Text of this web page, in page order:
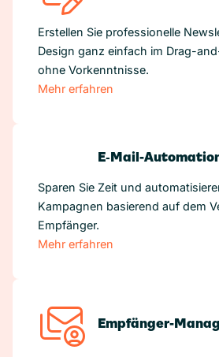
Erstellen Sie professionelle
Design ganz einfach im Drag-
ohne Vorkenntnisse.
Mehr erfahren
E‑Mail-
Sparen Sie Zeit und
Kampagnen basierend auf dem
Empfänger.
Mehr erfahren
Empfänger-